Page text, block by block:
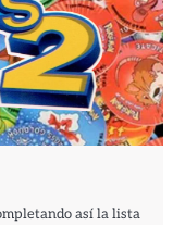
así la lista